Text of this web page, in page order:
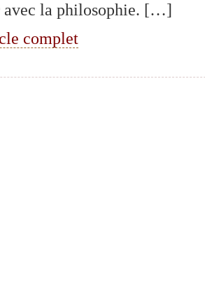
avec la philosophie. […]
complet